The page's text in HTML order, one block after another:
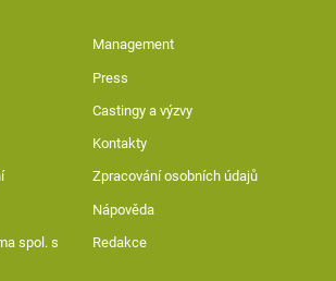
Management
Press
Castingy a výzvy
Kontakty
Zpracování osobních údajů
Nápověda
spol. s
Redakce